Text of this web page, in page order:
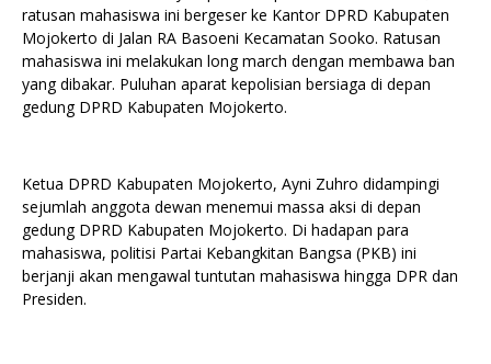
ratusan mahasiswa ini bergeser ke Kantor DPRD Kabupaten
Mojokerto di Jalan RA Basoeni Kecamatan Sooko. Ratusan
mahasiswa ini melakukan long march dengan membawa ban
yang dibakar. Puluhan aparat kepolisian bersiaga di depan
gedung DPRD Kabupaten Mojokerto.
Ketua DPRD Kabupaten Mojokerto, Ayni Zuhro didampingi
sejumlah anggota dewan menemui massa aksi di depan
gedung DPRD Kabupaten Mojokerto. Di hadapan para
mahasiswa, politisi Partai Kebangkitan Bangsa (PKB) ini
berjanji akan mengawal tuntutan mahasiswa hingga DPR dan
Presiden.